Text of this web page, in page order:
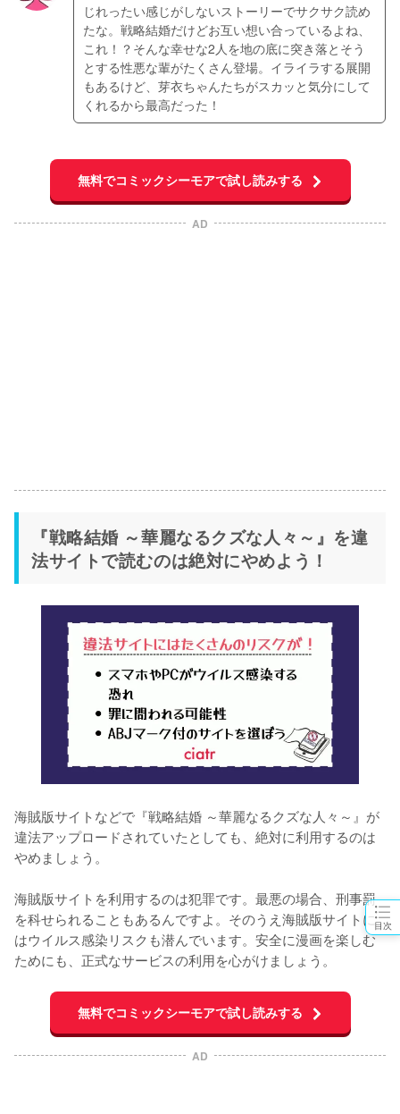
目次
じれったい感じがしないストーリーでサクサク読め
たな。戦略結婚だけどお互い想い合っているよね、
これ！？そんな幸せな2人を地の底に突き落とそう
とする性悪な輩がたくさん登場。イライラする展開
もあるけど、芽衣ちゃんたちがスカッと気分にして
くれるから最高だった！
無料でコミックシーモアで試し読みする
AD
『戦略結婚 ～華麗なるクズな人々～』を違
法サイトで読むのは絶対にやめよう！
海賊版サイトなどで『戦略結婚 ～華麗なるクズな人々～』が
違法アップロードされていたとしても、絶対に利用するのは
やめましょう。
海賊版サイトを利用するのは犯罪です。最悪の場合、刑事罰
を科せられることもあるんですよ。そのうえ海賊版サイトに
はウイルス感染リスクも潜んでいます。安全に漫画を楽しむ
ためにも、正式なサービスの利用を心がけましょう。
無料でコミックシーモアで試し読みする
AD